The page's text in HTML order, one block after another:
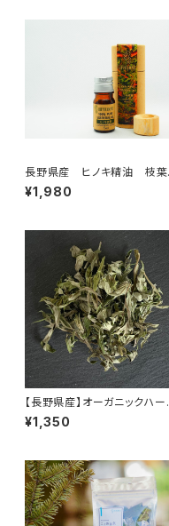
長野県産 ヒノキ精油 枝
5ml
¥1,980
【長野県産】オーガニックハー
ヨモギ
¥1,350